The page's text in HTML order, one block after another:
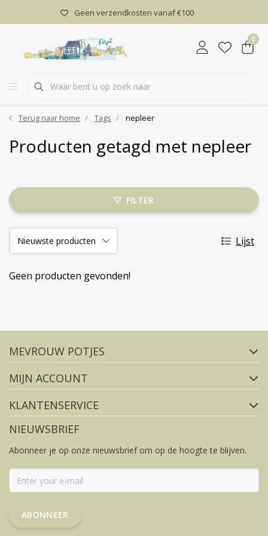
Geen verzendkosten vanaf €100
0
Terug naar home Tags nepleer
Producten getagd met nepleer
FILTER
Lijst
Geen producten gevonden!
FACEBOOK
MEVROUW POTJES
MIJN ACCOUNT
KLANTENSERVICE
NIEUWSBRIEF
Abonneer je op onze nieuwsbrief om op de hoogte te blijven.
ABONNEER